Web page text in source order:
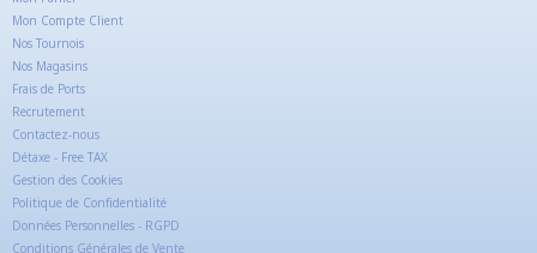
Mon Compte Client
Nos Tournois
Nos Magasins
Frais de Ports
Recrutement
Contactez-nous
Détaxe - Free TAX
Gestion des Cookies
Politique de Confidentialité
Données Personnelles - RGPD
Conditions Générales de Vente